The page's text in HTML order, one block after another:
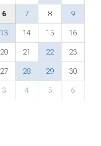
6 7 8 9
13 14 15 16
20 21 22 23
27 28 29 30
3 4 5 6